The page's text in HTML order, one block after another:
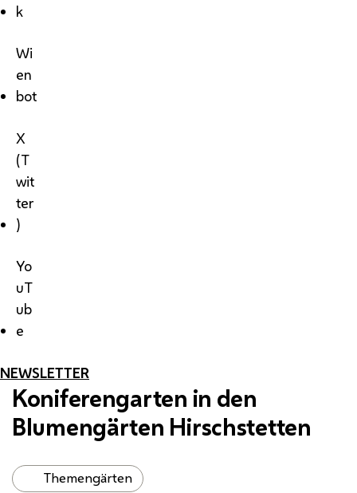
k
Wi
en
bot
X
(T
wit
ter
)
Yo
uT
ub
e
NEWSLETTER
Koniferengarten in den
Blumengärten Hirschstetten
Themengärten